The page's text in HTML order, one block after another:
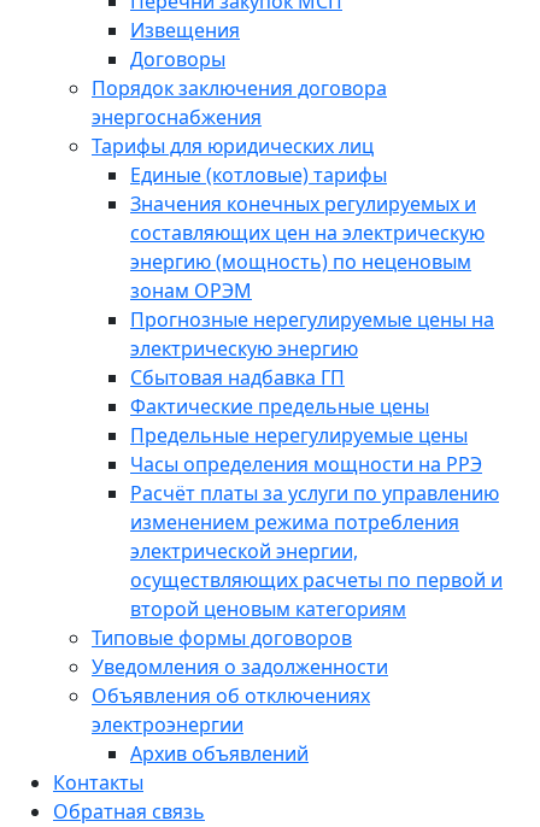
Извещения
Договоры
Порядок заключения договора
энергоснабжения
Тарифы для юридических лиц
Единые (котловые) тарифы
Значения конечных регулируемых и
составляющих цен на электрическую
энергию (мощность) по неценовым
зонам ОРЭМ
Прогнозные нерегулируемые цены на
электрическую энергию
Сбытовая надбавка ГП
Фактические предельные цены
Предельные нерегулируемые цены
Часы определения мощности на РРЭ
Расчёт платы за услуги по управлению
изменением режима потребления
электрической энергии,
осуществляющих расчеты по первой и
второй ценовым категориям
Типовые формы договоров
Уведомления о задолженности
Объявления об отключениях
электроэнергии
Архив объявлений
Контакты
Обратная связь